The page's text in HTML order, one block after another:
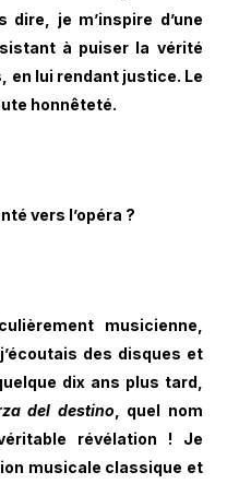
dire, je m’inspire d’une
à puiser la vérité
en lui rendant justice. Le
honnêteté.
vers l’opéra ?
musicienne,
des disques et
dix ans plus tard,
del destino , quel nom
révélation ! Je
musicale classique et